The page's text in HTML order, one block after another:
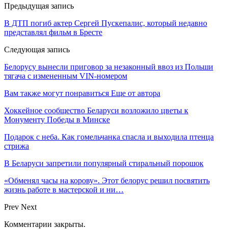
Предыдущая запись
В ДТП погиб актер Сергей Пускепалис, который недавно
представлял фильм в Бресте
Следующая запись
Белорусу вынесли приговор за незаконный ввоз из Польши
тягача с измененным VIN-номером
Вам также могут понравиться Еще от автора
Хоккейное сообщество Беларуси возложило цветы к
Монументу Победы в Минске
Подарок с неба. Как гомельчанка спасла и выходила птенца
стрижа
В Беларуси запретили популярный стиральный порошок
«Обменял часы на корову». Этот белорус решил посвятить
жизнь работе в мастерской и ни…
Prev Next
Комментарии закрыты.